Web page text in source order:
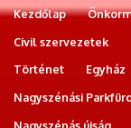
Kezdőlap
Civil szervezetek
Történet
Egyház
Nagyszénási
Nagyszénás újság